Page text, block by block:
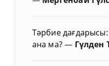
Тәрбие дағдарысы:
ана ма?— Гүлден